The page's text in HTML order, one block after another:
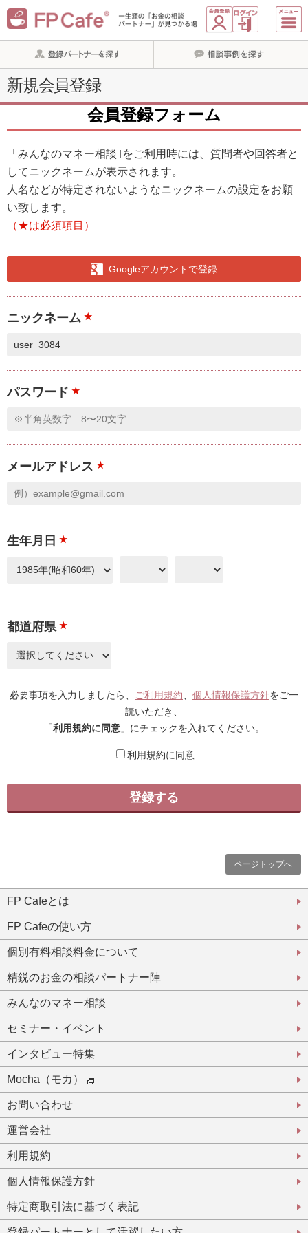
新規会員登録
会員登録フォーム
「みんなのマネー相談｣をご利用時には、質問者や回答者と
してニックネームが表示されます。
人名などが特定されないようなニックネームの設定をお願
い致します。
（★は必須項目）
Googleアカウントで登録
ニックネーム ★
パスワード ★
メールアドレス ★
生年月日 ★
都道府県 ★
必要事項を入力しましたら、 ご利用規約 個人情報保護方針をご一
読いただき、
「利用規約に同意 」にチェックを入れてください。
利用規約に同意
ページトップへ
FP Cafeとは
FP Cafeの使い方
個別有料相談料金について
精鋭のお金の相談パートナー陣
みんなのマネー相談
セミナー・イベント
インタビュー特集
Mocha（モカ）
お問い合わせ
運営会社
利用規約
個人情報保護方針
特定商取引法に基づく表記